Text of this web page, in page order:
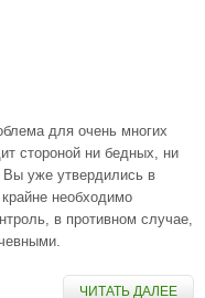
для очень многих
стороной ни бедных, ни
уже утвердились в
необходимо
в противном случае,
ЧИТАТЬ ДАЛЕЕ